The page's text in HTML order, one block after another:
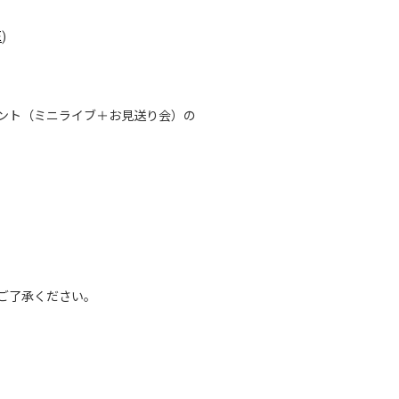
)
ト（ミニライブ＋お見送り会）の
承ください。